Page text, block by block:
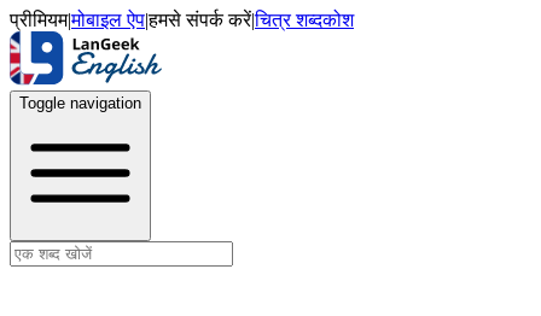
प्रीमियम|मोबाइल ऐप|हमसे संपर्क करें|चित्र शब्दकोश
Toggle navigation